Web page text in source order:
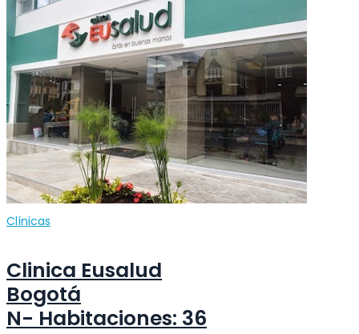
Clínicas
Clinica Eusalud
Bogotá
N- Habitaciones: 36